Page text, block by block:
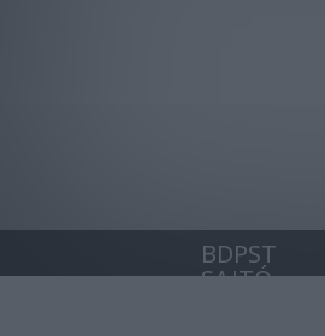
BDPST
SAJTÓ